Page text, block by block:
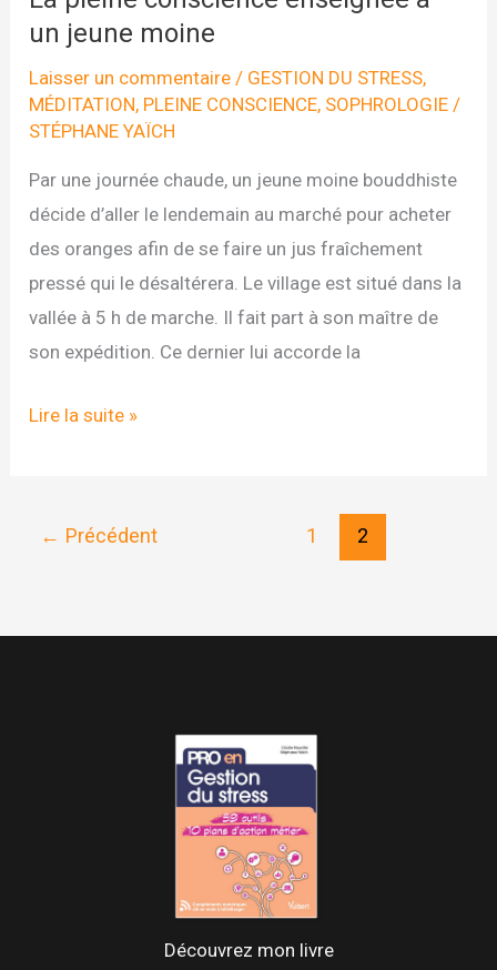
un jeune moine
Laisser un commentaire / GESTION DU STRESS,
MÉDITATION, PLEINE CONSCIENCE, SOPHROLOGIE /
STÉPHANE YAÏCH
Par une journée chaude, un jeune moine bouddhiste
décide d’aller le lendemain au marché pour acheter
des oranges afin de se faire un jus fraîchement
pressé qui le désaltérera. Le village est situé dans la
vallée à 5 h de marche. Il fait part à son maître de
son expédition. Ce dernier lui accorde la
La
Lire la suite »
← Précédent 1 2
Découvrez mon livre